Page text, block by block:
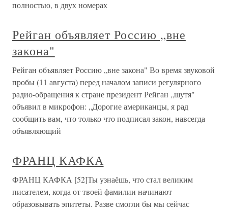
полностью, в двух номерах
Рейган объявляет Россию „вне
закона"
Рейган объявляет Россию „вне закона" Во время звуковой
пробы (11 августа) перед началом записи регулярного
радио-обращения к стране президент Рейган „шутя"
объявил в микрофон: „Дорогие американцы, я рад
сообщить вам, что только что подписал закон, навсегда
объявляющий
ФРАНЦ КАФКА
ФРАНЦ КАФКА [52]Ты узнаёшь, что стал великим
писателем, когда от твоей фамилии начинают
образовывать эпитеты. Разве смогли бы мы сейчас